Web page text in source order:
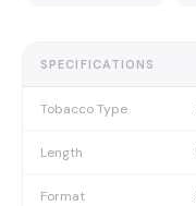
SPECIFICATIONS
Tobacco Type
Length
Format